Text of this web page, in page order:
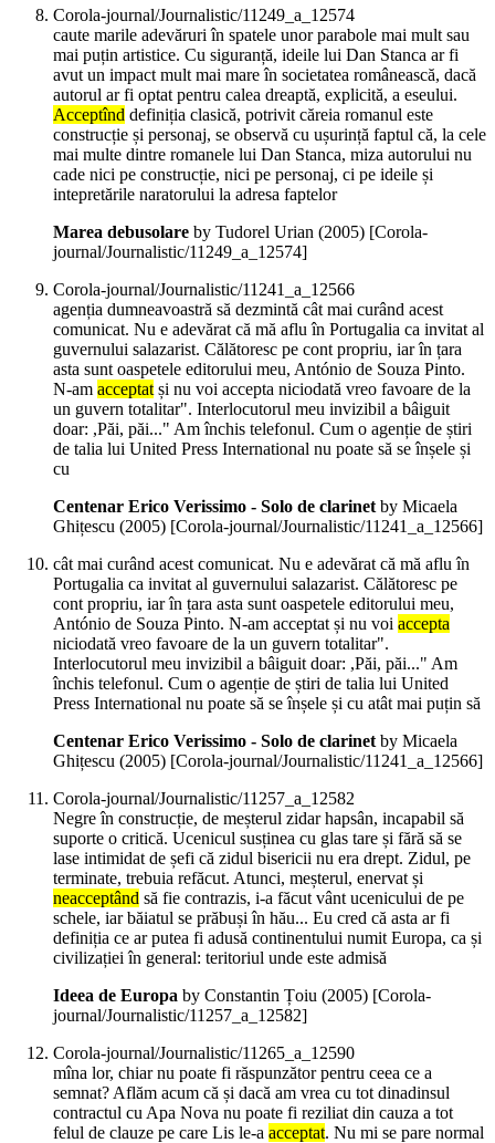
Corola-journal/Journalistic/11249_a_12574
caute marile adevăruri în spatele unor parabole mai mult sau
mai puțin artistice. Cu siguranță, ideile lui Dan Stanca ar fi
avut un impact mult mai mare în societatea românească, dacă
autorul ar fi optat pentru calea dreaptă, explicită, a eseului.
Acceptînd definiția clasică, potrivit căreia romanul este
construcție și personaj, se observă cu ușurință faptul că, la cele
mai multe dintre romanele lui Dan Stanca, miza autorului nu
cade nici pe construcție, nici pe personaj, ci pe ideile și
intepretările naratorului la adresa faptelor
Marea debusolare by Tudorel Urian (2005) [Corola-
journal/Journalistic/11249_a_12574]
Corola-journal/Journalistic/11241_a_12566
agenția dumneavoastră să dezmintă cât mai curând acest
comunicat. Nu e adevărat că mă aflu în Portugalia ca invitat al
guvernului salazarist. Călătoresc pe cont propriu, iar în țara
asta sunt oaspetele editorului meu, António de Souza Pinto.
N-am acceptatși nu voi accepta niciodată vreo favoare de la
un guvern totalitar". Interlocutorul meu invizibil a bâiguit
doar: ,Păi, păi..." Am închis telefonul. Cum o agenție de știri
de talia lui United Press International nu poate să se înșele și
cu
Centenar Erico Verissimo - Solo de clarinetby Micaela
Ghițescu (2005) [Corola-journal/Journalistic/11241_a_12566]
cât mai curând acest comunicat. Nu e adevărat că mă aflu în
Portugalia ca invitat al guvernului salazarist. Călătoresc pe
cont propriu, iar în țara asta sunt oaspetele editorului meu,
António de Souza Pinto. N-am acceptat și nu voi accepta
niciodată vreo favoare de la un guvern totalitar".
Interlocutorul meu invizibil a bâiguit doar: ,Păi, păi..." Am
închis telefonul. Cum o agenție de știri de talia lui United
Press International nu poate să se înșele și cu atât mai puțin să
Centenar Erico Verissimo - Solo de clarinetby Micaela
Ghițescu (2005) [Corola-journal/Journalistic/11241_a_12566]
Corola-journal/Journalistic/11257_a_12582
Negre în construcție, de meșterul zidar hapsân, incapabil să
suporte o critică. Ucenicul susținea cu glas tare și fără să se
lase intimidat de șefi că zidul bisericii nu era drept. Zidul, pe
terminate, trebuia refăcut. Atunci, meșterul, enervat și
neacceptând să fie contrazis, i-a făcut vânt ucenicului de pe
schele, iar băiatul se prăbuși în hău... Eu cred că asta ar fi
definiția ce ar putea fi adusă continentului numit Europa, ca și
civilizației în general: teritoriul unde este admisă
Ideea de Europa by Constantin Țoiu (2005) [Corola-
journal/Journalistic/11257_a_12582]
Corola-journal/Journalistic/11265_a_12590
mîna lor, chiar nu poate fi răspunzător pentru ceea ce a
semnat? Aflăm acum că și dacă am vrea cu tot dinadinsul
contractul cu Apa Nova nu poate fi reziliat din cauza a tot
felul de clauze pe care Lis le-a acceptat. Nu mi se pare normal